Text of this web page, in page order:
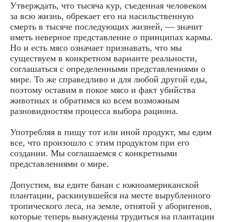
Утверждать, что тысяча кур, съеденная человеком
за всю жизнь, обрекает его на насильственную
смерть в тысяче последующих жизней, — значит
иметь неверное представление о принципах кармы.
Но и есть мясо означает признавать, что мы
существуем в конкретном варианте реальности,
соглашаться с определенными представлениями о
мире. То же справедливо и для любой другой еды,
поэтому оставим в покое мясо и факт убийства
животных и обратимся ко всем возможным
разновидностям процесса выбора рациона.
Употребляя в пищу тот или иной продукт, мы едим
все, что произошло с этим продуктом при его
создании. Мы соглашаемся с конкретными
представлениями о мире.
Допустим, вы едите банан с южноамериканской
плантации, раскинувшейся на месте вырубленного
тропического леса, на земле, отнятой у аборигенов,
которые теперь вынуждены трудиться на плантации